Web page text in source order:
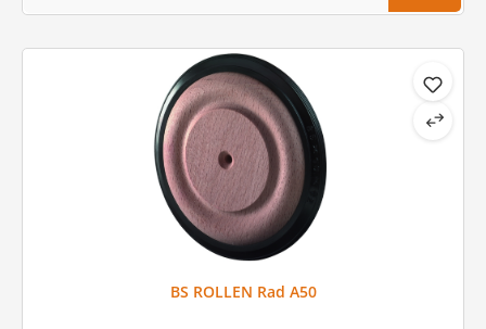
BS ROLLEN Rad A50